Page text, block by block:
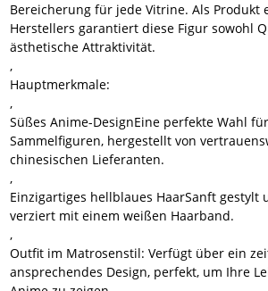
Bereicherung für jede Vitrine. Als Produkt
Herstellers garantiert diese Figur sowohl
ästhetische Attraktivität.
,
Hauptmerkmale:
,
Süßes Anime-DesignEine perfekte Wahl
Sammelfiguren, hergestellt von
chinesischen Lieferanten.
,
Einzigartiges hellblaues HaarSanft gestylt
verziert mit einem weißen Haarband.
,
Outfit im Matrosenstil: Verfügt über ein
ansprechendes Design, perfekt, um Ihre